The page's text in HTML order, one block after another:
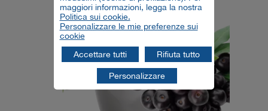
maggiori informazioni, legga la nostra
Politica sui cookie.
Personalizzare le mie preferenze sui
cookie
Accettare tutti
Rifiuta tutto
Personalizzare